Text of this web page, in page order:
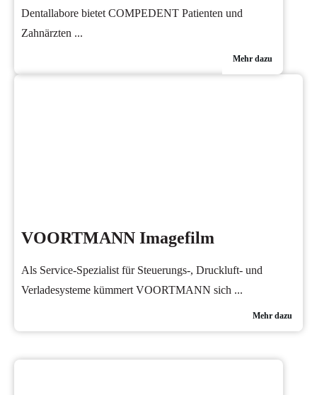
Dentallabore bietet COMPEDENT Patienten und
Zahnärzten ...
Mehr dazu
VOORTMANN Imagefilm
Als Service-Spezialist für Steuerungs-, Druckluft- und
Verladesysteme kümmert VOORTMANN sich ...
Mehr dazu